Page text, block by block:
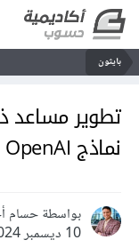
بايثون
تطوير مساعد
نماذج OpenAI
بواسطة حسام
10 ديسمبر 2024